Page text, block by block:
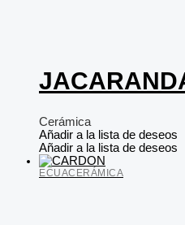
Cerámica
Añadir a la lista de deseos
Añadir a la lista de deseos
ECUACERÁMICA